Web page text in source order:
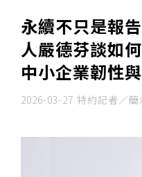
永續不只是報
人嚴德芬談如
中小企業韌性
2026-03-27 特約記者／簡